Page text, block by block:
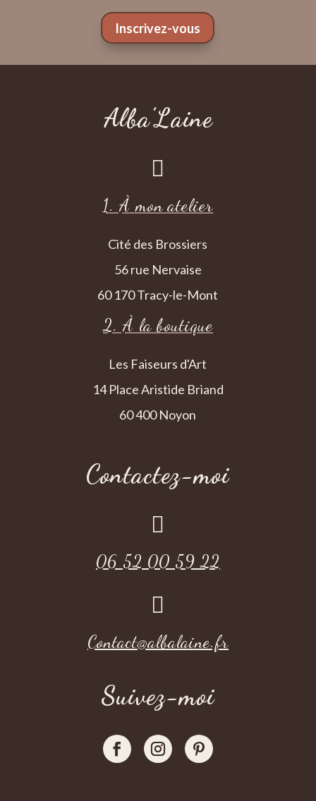
Inscrivez-vous
Alba'Laine

1. À mon atelier
Cité des Brossiers
56 rue Nervaise
60 170 Tracy-le-Mont
2. À la boutique
Les Faiseurs d'Art
14 Place Aristide Briand
60 400 Noyon
Contactez-moi

06 52 00 59 22

Contact@albalaine.fr
Suivez-moi